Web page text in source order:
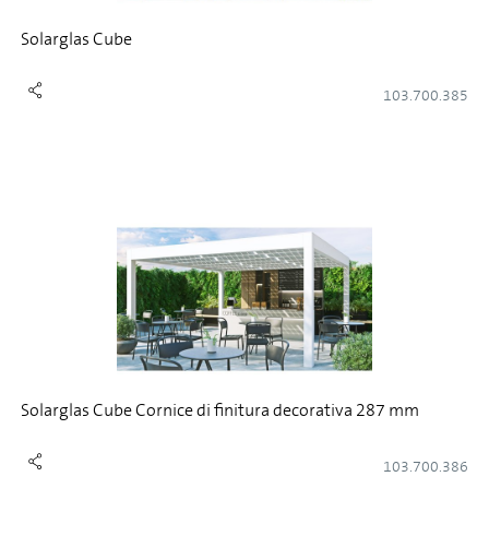
Solarglas Cube
103.700.385
Solarglas Cube Cornice di finitura decorativa 287 mm
103.700.386